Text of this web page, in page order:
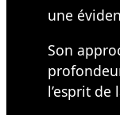
une
Son
l’esprit de